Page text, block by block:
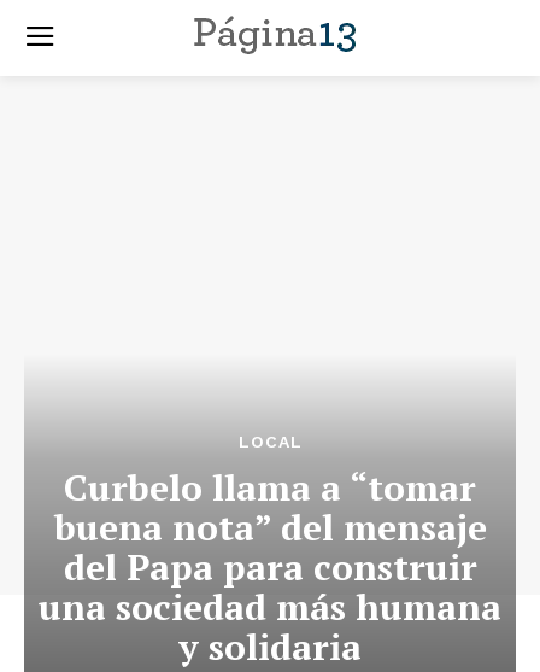
LOCAL
Curbelo llama a “tomar
buena nota” del mensaje
del Papa para construir
una sociedad más humana
y solidaria